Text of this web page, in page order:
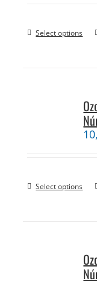
Select options
Select options